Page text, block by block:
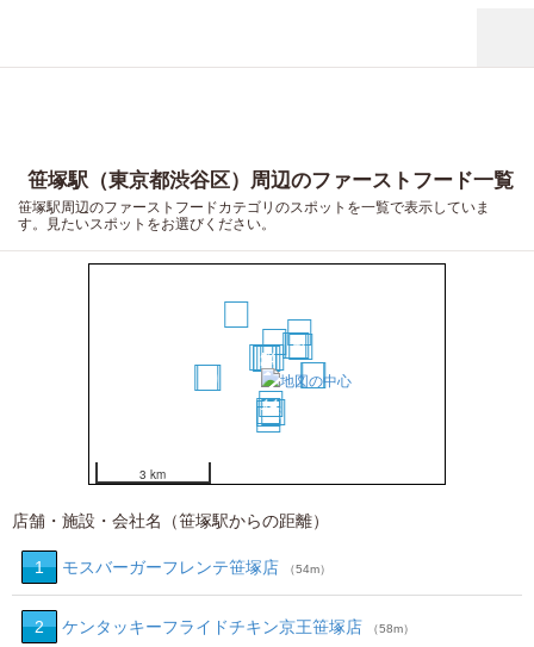
笹塚駅（東京都渋谷区）周辺のファーストフード一覧
笹塚駅周辺のファーストフードカテゴリのスポットを一覧で表示していま
す。見たいスポットをお選びください。
1
2
34
5
6 789
10
11
12
13
15
16
17
18
19
3 km
店舗・施設・会社名（笹塚駅からの距離）
1 モスバーガーフレンテ笹塚店 （54m）
2 ケンタッキーフライドチキン京王笹塚店 （58m）